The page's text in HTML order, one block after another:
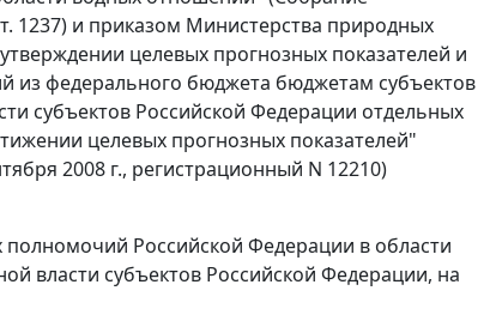
1237) и приказом Министерства природных
целевых прогнозных показателей и
из федерального бюджета бюджетам субъектов
субъектов Российской Федерации отдельных
целевых прогнозных показателей"
2008 г., регистрационный N 12210)
Российской Федерации в области
власти субъектов Российской Федерации, на